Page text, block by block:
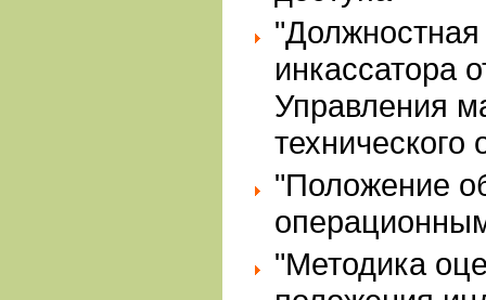
"Должностная
инкассатора
Управления
технического
"Положение
"Методика